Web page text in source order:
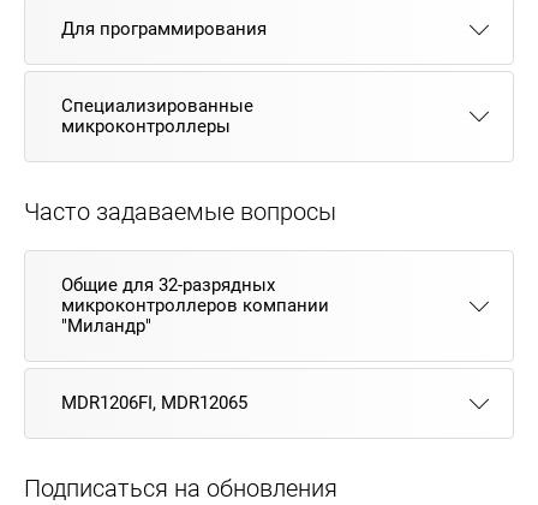
Для программирования
Специализированные
микроконтроллеры
Часто задаваемые вопросы
Общие для 32-разрядных
микроконтроллеров компании
"Миландр"
MDR1206FI, MDR12065
Подписаться на обновления